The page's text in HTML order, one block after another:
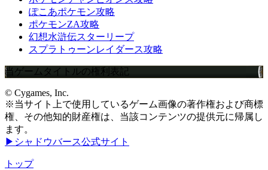
ぽこあポケモン攻略
ポケモンZA攻略
幻想水滸伝スターリープ
スプラトゥーンレイダース攻略
当ゲームタイトルの権利表記
© Cygames, Inc.
※当サイト上で使用しているゲーム画像の著作権および商標
権、その他知的財産権は、当該コンテンツの提供元に帰属し
ます。
▶シャドウバース公式サイト
トップ